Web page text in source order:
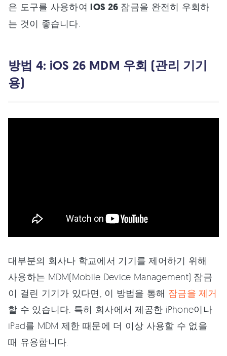
은 도구를 사용하여iOS 26 잠금을 완전히 우회하
는 것이 좋습니다.
방법 4: iOS 26 MDM 우회 (관리 기기
용)
대부분의 회사나 학교에서 기기를 제어하기 위해
사용하는 MDM(Mobile Device Management) 잠금
이 걸린 기기가 있다면, 이 방법을 통해 잠금을 제거
할 수 있습니다. 특히 회사에서 제공한 iPhone이나
iPad를 MDM 제한 때문에 더 이상 사용할 수 없을
때 유용합니다.